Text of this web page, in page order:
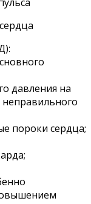
давления на
пороки сердца;